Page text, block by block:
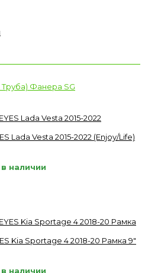
Труба) Фанера SG
Lada Vesta 2015-2022 (Enjoy/Life)
в наличии
Kia Sportage 4 2018-20 Рамка 9"
в наличии